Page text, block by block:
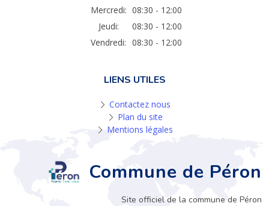
Mercredi: 08:30 - 12:00
Jeudi:
08:30 - 12:00
Vendredi: 08:30 - 12:00
LIENS UTILES
Contactez nous
Plan du site
Mentions légales
Commune de Péron
Site officiel de la commune de Péron